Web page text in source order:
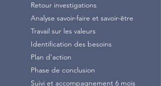
Retour investigations
Analyse savoir-faire et savoir-être
Travail sur les valeurs
Identification des besoins
Plan d'action
Phase de conclusion
Suivi et accompagnement 6 mois